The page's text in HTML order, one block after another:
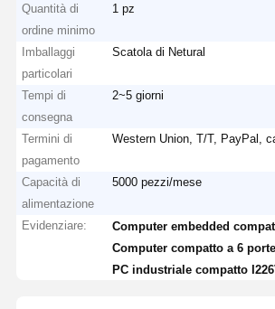
Quantità di
ordine minimo
1 pz
Imballaggi
particolari
Scatola di Netural
Tempi di
consegna
2~5 giorni
Termini di
pagamento
Western Union, T/T, PayPal,
Capacità di
alimentazione
5000 pezzi/mese
Evidenziare: Computer embedded
Computer compatto a 6 porte
PC industriale compatto